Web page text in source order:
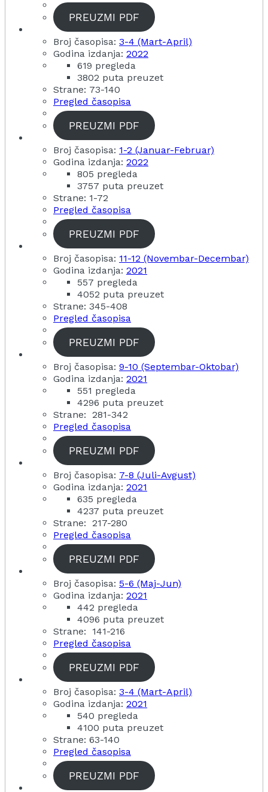
PREUZMI PDF
Broj časopisa: 3-4 (Mart-April)
Godina izdanja: 2022
619 pregleda
3802 puta preuzet
Strane: 73-140
Pregled časopisa
PREUZMI PDF
Broj časopisa: 1-2 (Januar-Februar)
Godina izdanja: 2022
805 pregleda
3757 puta preuzet
Strane: 1-72
Pregled časopisa
PREUZMI PDF
Broj časopisa: 11-12 (Novembar-Decembar)
Godina izdanja: 2021
557 pregleda
4052 puta preuzet
Strane: 345-408
Pregled časopisa
PREUZMI PDF
Broj časopisa: 9-10 (Septembar-Oktobar)
Godina izdanja: 2021
551 pregleda
4296 puta preuzet
Strane: 281-342
Pregled časopisa
PREUZMI PDF
Broj časopisa: 7-8 (Juli-Avgust)
Godina izdanja: 2021
635 pregleda
4237 puta preuzet
Strane: 217-280
Pregled časopisa
PREUZMI PDF
Broj časopisa: 5-6 (Maj-Jun)
Godina izdanja: 2021
442 pregleda
4096 puta preuzet
Strane: 141-216
Pregled časopisa
PREUZMI PDF
Broj časopisa: 3-4 (Mart-April)
Godina izdanja: 2021
540 pregleda
4100 puta preuzet
Strane: 63-140
Pregled časopisa
PREUZMI PDF